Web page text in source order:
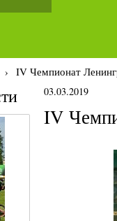
› IV Чемпионат
03.03.2019
IV